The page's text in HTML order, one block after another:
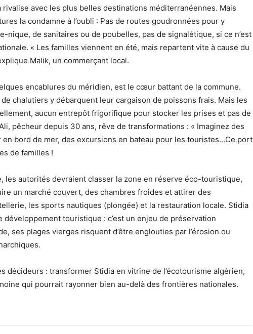
avec les plus belles destinations méditerranéennes. Mais
la condamne à l’oubli : Pas de routes goudronnées pour y
nique, de sanitaires ou de poubelles, pas de signalétique, si ce n’est
« Les familles viennent en été, mais repartent vite à cause du
Malik, un commerçant local.
encablures du méridien, est le cœur battant de la commune.
chalutiers y débarquent leur cargaison de poissons frais. Mais les
aucun entrepôt frigorifique pour stocker les prises et pas de
pêcheur depuis 30 ans, rêve de transformations : « Imaginez des
bord de mer, des excursions en bateau pour les touristes…Ce port
de familles !
les autorités devraient classer la zone en réserve éco-touristique,
un marché couvert, des chambres froides et attirer des
les sports nautiques (plongée) et la restauration locale. Stidia
développement touristique : c’est un enjeu de préservation
ses plages vierges risquent d’être englouties par l’érosion ou
décideurs : transformer Stidia en vitrine de l’écotourisme algérien,
qui pourrait rayonner bien au-delà des frontières nationales.